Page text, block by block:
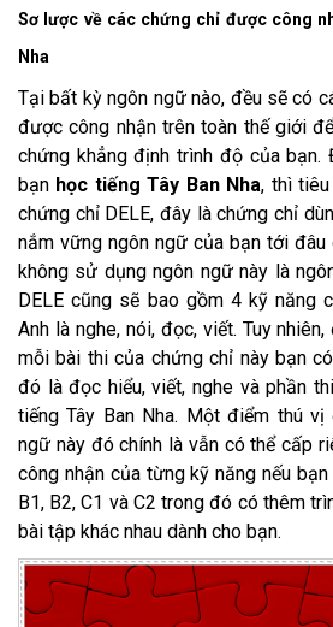
Sơ lược về các chứng chỉ được công
Nha
Tại bất kỳ ngôn ngữ nào, đều sẽ có
được công nhận trên toàn thế giới
chứng khẳng định trình độ của
bạn học tiếng Tây Ban Nha, thì
chứng chỉ DELE, đây là chứng chỉ
nắm vững ngôn ngữ của bạn tới đâu
không sử dụng ngôn ngữ này là
DELE cũng sẽ bao gồm 4 kỹ năng
Anh là nghe, nói, đọc, viết. Tuy
mỗi bài thi của chứng chỉ này bạn
đó là đọc hiểu, viết, nghe và phần
tiếng Tây Ban Nha. Một điểm thú
ngữ này đó chính là vẫn có thể cấp
công nhận của từng kỹ năng nếu
B1, B2, C1 và C2 trong đó có thêm
bài tập khác nhau dành cho bạn.